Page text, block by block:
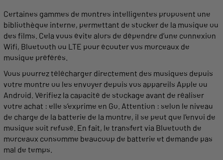
Certaines gammes de montres intelligentes proposent une
bibliothèque interne, permettant de stocker de la musique ou
des films. Cela vous évite alors de dépendre d’une connexion
Wifi, Bluetooth ou LTE pour écouter vos morceaux de
musique préférés.
Vous pourrez télécharger directement des musiques depuis
votre montre ou les envoyer depuis vos appareils Apple ou
Android. Vérifiez la capacité de stockage avant de réaliser
votre achat : elle s’exprime en Go. Attention : selon le niveau
de charge de la batterie de la montre, il se peut que l’envoi de
musique soit refusé. En fait, le transfert via Bluetooth de
morceaux consomme beaucoup de batterie et demande pas
mal de temps.